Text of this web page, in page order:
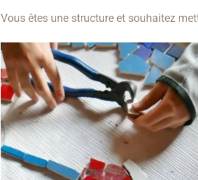
Vous êtes une structure et souhaitez